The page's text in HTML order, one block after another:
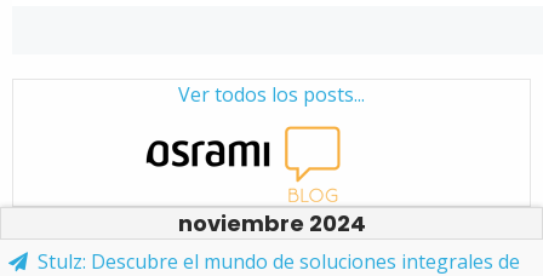
Ver todos los posts...
noviembre 2024
Stulz: Descubre el mundo de soluciones integrales de